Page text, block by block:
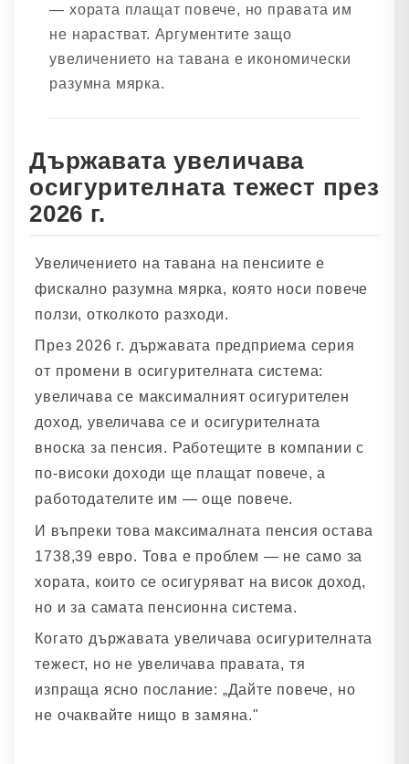
— хората плащат повече, но правата им
не нарастват. Аргументите защо
увеличението на тавана е икономически
разумна мярка.
Държавата увеличава
осигурителната тежест през
2026 г.
Увеличението на тавана на пенсиите е
фискално разумна мярка, която носи повече
ползи, отколкото разходи.
През 2026 г. държавата предприема серия
от промени в осигурителната система:
увеличава се максималният осигурителен
доход, увеличава се и осигурителната
вноска за пенсия. Работещите в компании с
по-високи доходи ще плащат повече, а
работодателите им — още повече.
И въпреки това максималната пенсия остава
1738,39 евро. Това е проблем — не само за
хората, които се осигуряват на висок доход,
но и за самата пенсионна система.
Когато държавата увеличава осигурителната
тежест, но не увеличава правата, тя
изпраща ясно послание: „Дайте повече, но
не очаквайте нищо в замяна."